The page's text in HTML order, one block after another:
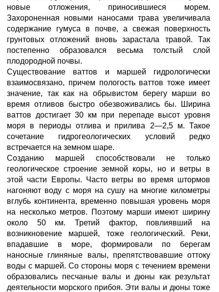
новые отложения, приносившиеся морем.
Захороненная новыми наносами трава увеличивала
содержание гумуса в почве, а свежая поверхность
грунтовых отложений вновь зарастала травой. Так
постепенно образовался весьма толстый слой
плодородной почвы.
Существование ваттов и маршей гидрологически
взаимосвязано, причем пологость ваттов тоже имеет
значение, так как на обрывистом берегу марши во
время отливов быстро обезвоживались бы. Ширина
ваттов достигает 30 км при перепаде высот уровня
моря в периоды отлива и прилива 2—2,5 м. Такое
сочетание гидрогеологических условий редко
встречается на земном шаре.
Созданию маршей способствовали не только
геологическое строение земной коры, но и ветры в
этой части Европы. Часто ветры во время штормов
нагоняют воду с моря на сушу на многие километры
вглубь континента, временно повышая уровень моря
на несколько метров. Поэтому марши имеют ширину
около 50 км. Третий фактор, повлиявший на
возникновение маршей, тоже геологический. Реки,
впадавшие в море, формировали по берегам
наносные глиняные валы, препятствовавшие оттоку
воды с маршей. Со стороны моря с течением времени
образовались песчаные валы и дюны как результат
деятельности морского прибоя. Эти валы и дюны тоже